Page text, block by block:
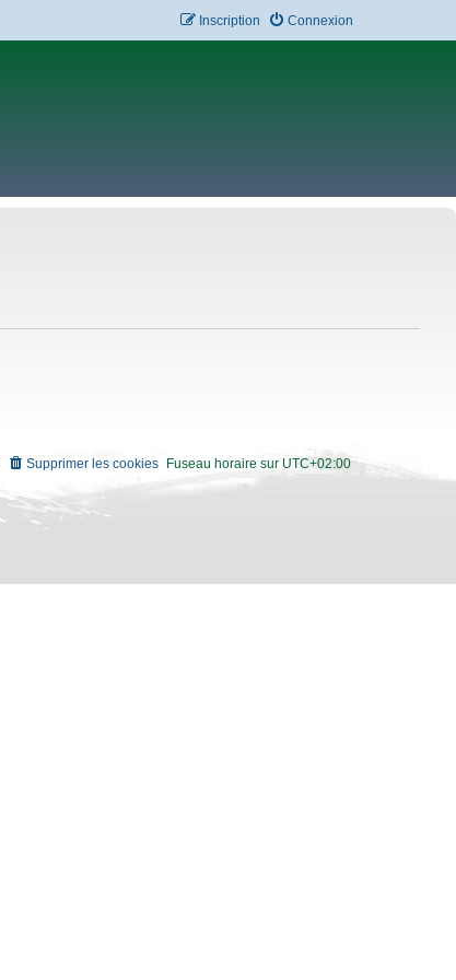
Connexion
Inscription
Fuseau horaire sur UTC+02:00
Supprimer les cookies